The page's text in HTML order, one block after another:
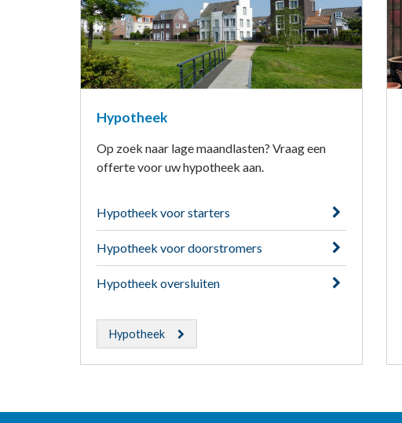
Hypotheek
Op zoek naar lage maandlasten? Vraag een
offerte voor uw hypotheek aan.
Hypotheek voor starters
Hypotheek voor doorstromers
Hypotheek oversluiten
Hypotheek